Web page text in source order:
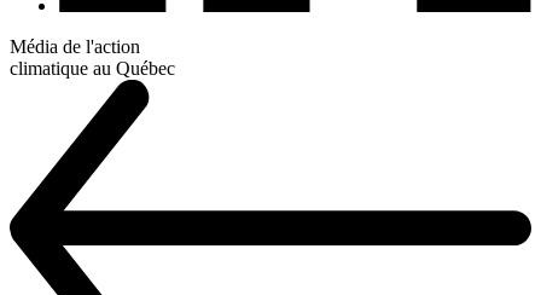
Média de l'action
climatique au Québec